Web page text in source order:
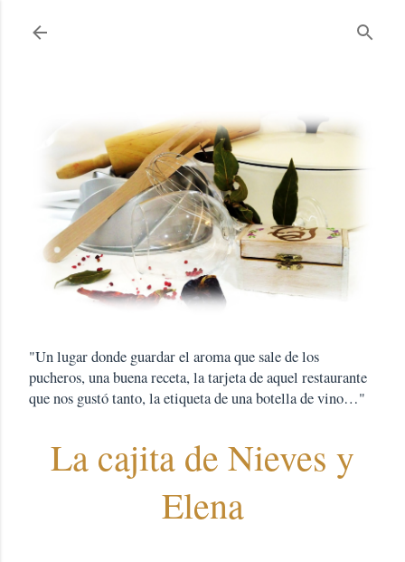
"Un lugar donde guardar el aroma que sale de los
pucheros, una buena receta, la tarjeta de aquel restaurante
que nos gustó tanto, la etiqueta de una botella de vino…"
La cajita de Nieves y
Elena